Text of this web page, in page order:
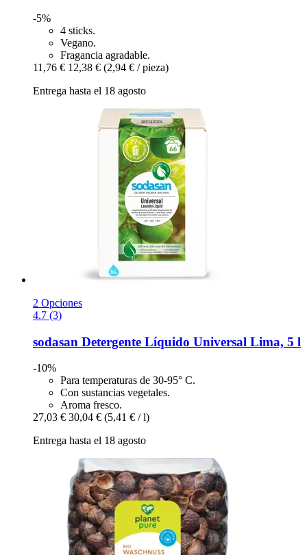
-5%
4 sticks.
Vegano.
Fragancia agradable.
11,76 € 12,38 € (2,94 € / pieza)
Entrega hasta el 18 agosto
2 Opciones
4.7 (3)
sodasan Detergente Líquido Universal Lima, 5 l
-10%
Para temperaturas de 30-95° C.
Con sustancias vegetales.
Aroma fresco.
27,03 € 30,04 € (5,41 € / l)
Entrega hasta el 18 agosto